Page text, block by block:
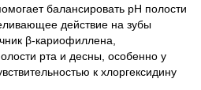
балансировать pH полости
действие на зубы
β-кариофиллена,
рта и десны, особенно у
к хлоргексидину